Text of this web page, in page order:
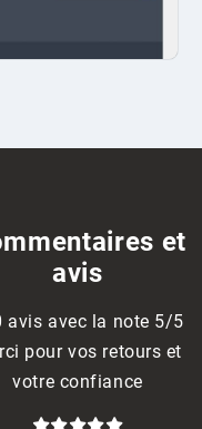
et
avis
avis avec la note 5/5
pour vos retours et
votre confiance
